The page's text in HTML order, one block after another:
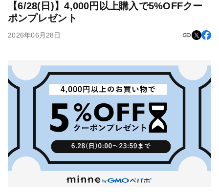
【6/28(日)】4,000円以上購入で5%OFFクー
ポンプレゼント
2026年06月28日